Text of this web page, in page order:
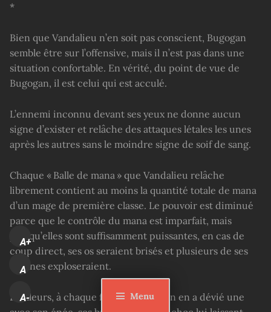
Menu
*
Bien que Vandalieu n’en soit pas conscient, Bugogan
semble être sur l’offensive, mais il n’est pas dans une
situation confortable. En vérité, du point de vue de
Bugogan, il est celui qui est acculé.
L’ennemi inconnu devant ses yeux ne donne aucun
signe d’exister et relâche des attaques létales les unes
après les autres sans le moindre signe de soif de sang.
Chaque « Balle de mana » que Vandalieu relâche
librement contient au moins la quantité totale de mana
d’un mage de première classe. Le pouvoir est diminué
parce que le contrôle du mana est imparfait, mais
puisqu’elles sont suffisamment puissantes, en cas de
coup direct, ses os seraient brisés et plusieurs de ses
organes exploseraient.
D’ailleurs, à chaque fois que Bugogan en a dévié une
A+
A
A-